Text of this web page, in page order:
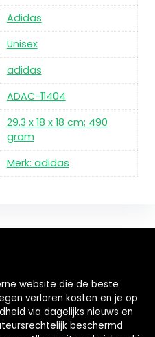
Adidas
Unisex
adidas
ADAC-11404
29.3 x 18 x 18 cm; 490
gram
Merk: adidas
website die de beste
verloren kosten en je op
via dagelijks nieuws en
beschermd